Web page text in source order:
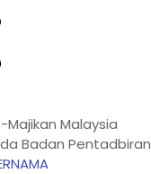
Majikan Malaysia
Badan Pentadbiran